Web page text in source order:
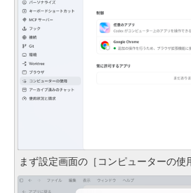
まず設定画面の［コンピューターの使